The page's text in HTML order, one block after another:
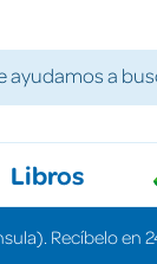
Libros
Recíbelo en